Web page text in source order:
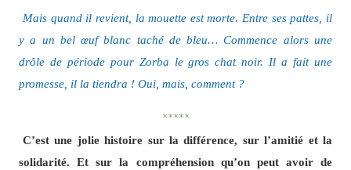
Mais quand il revient, la mouette est morte. Entre ses pattes, il
y a un bel œuf blanc taché de bleu… Commence alors une
drôle de période pour Zorba le gros chat noir. Il a fait une
promesse, il la tiendra ! Oui, mais, comment ?
*****
C’est une jolie histoire sur la différence, sur l’amitié et la
solidarité. Et sur la compréhension qu’on peut avoir de